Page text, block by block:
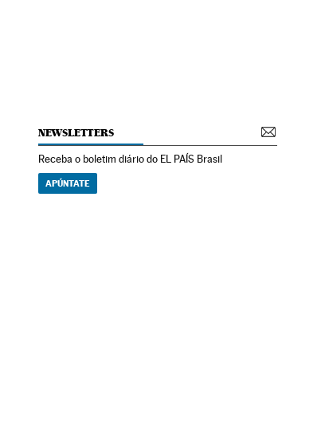
NEWSLETTERS
Receba o boletim diário do EL PAÍS Brasil
APÚNTATE